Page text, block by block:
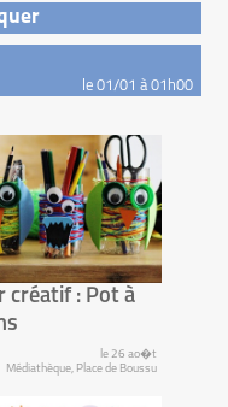
le 01/01 à 01h00
créatif : Pot à
le 26 ao�t
Médiathèque, Place de Boussu